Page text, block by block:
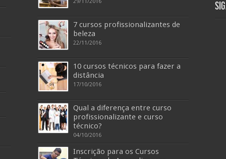
7 cursos profissionalizantes de
beleza
22/11/2016
10 cursos técnicos para fazer a
distância
17/10/2016
Qual a diferença entre curso
profissionalizante e curso
técnico?
04/10/2016
Inscrição para os Cursos